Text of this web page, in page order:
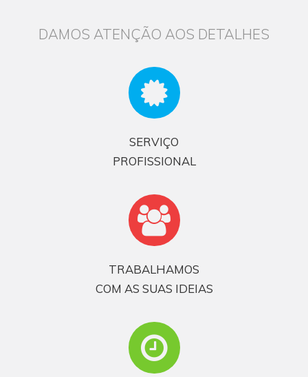
DAMOS ATENÇÃO AOS DETALHES
SERVIÇO
PROFISSIONAL
TRABALHAMOS
COM AS SUAS IDEIAS